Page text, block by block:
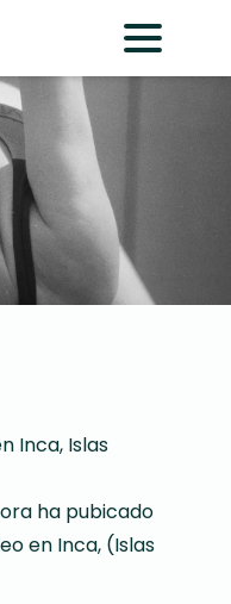
Abrir menú
Inca, Islas
ha pubicado
en Inca, (Islas